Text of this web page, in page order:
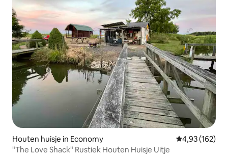
Houten huisje in Economy Gemiddelde
4,93 (162)
"The Love Shack" Rustiek Houten Huisje Uitje